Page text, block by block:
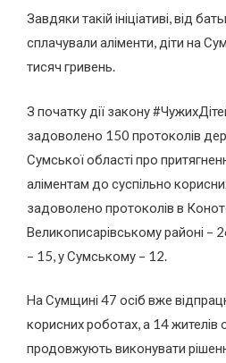
Завдяки такій ініціативі, від
сплачували аліменти, діти на
тисяч гривень.
З початку дії закону
задоволено 150 протоколів
Сумської області про
аліментам до суспільно
задоволено протоколів в
Великописарівському районі –
– 15, у Сумському – 12.
На Сумщині 47 осіб вже
корисних роботах, а 14 жителів
продовжують виконувати